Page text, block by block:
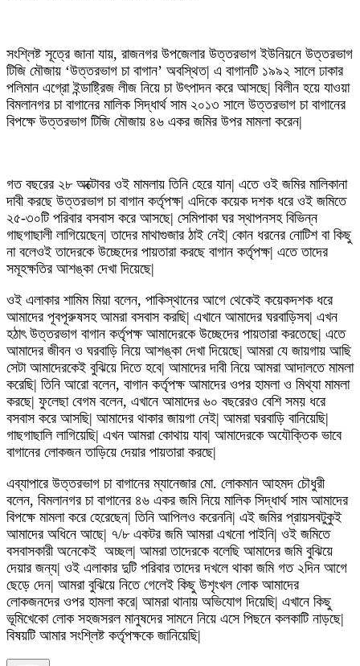
সংশ্লিষ্ট সূত্রে জানা যায়, রাজনগর উপজেলার উত্তরভাগ ইউনিয়নে উত্তরভাগ
টিজি মৌজায় ‘উত্তরভাগ চা বাগান’ অবস্থিত| এ বাগানটি ১৯৯২ সালে ঢাকার
পলিমান এগ্রো ইন্ডাষ্ট্রিজ লীজ নিয়ে চা উৎপাদন করে আসছে| বিলীন হয়ে যাওয়া
বিমলানগর চা বাগানের মালিক সিদ্ধার্থ সাম ২০১৩ সালে উত্তরভাগ চা বাগানের
বিপক্ষে উত্তরভাগ টিজি মৌজায় ৪৬ একর জমির উপর মামলা করেন|
গত বছরের ২৮ অক্টোবর ওই মামলায় তিনি হেরে যান| এতে ওই জমির মালিকানা
দাবী করছে উত্তরভাগ চা বাগান কর্তৃপক্ষ| এদিকে কয়েক দশক ধরে ওই জমিতে
২৫-৩০টি পরিবার বসবাস করে আসছে| সেমিপাকা ঘর স্থাপনসহ বিভিন্ন
গাছগাছালী লাগিয়েছেন| তাদের মাথাগুজার ঠাই নেই| কোন ধরনের নোটিশ বা কিছু
না বলেওই তাদেরকে উচ্ছেদের পায়তারা করছে বাগান কর্তৃপক্ষ| এতে তাদের
সমূহক্ষতির আশঙ্কা দেখা দিয়েছে|
ওই এলাকার শামিম মিয়া বলেন, পাকিস্থানের আগে থেকেই কয়েকদশক ধরে
আমাদের পূবপূরুষসহ আমরা বসবাস করছি| এখানে আমাদের ঘরবাড়িসব| এখন
হঠাৎ উত্তরভাগ বাগান কর্তৃপক্ষ আমাদেরকে উচ্ছেদের পায়তারা করতেছে| এতে
আমাদের জীবন ও ঘরবাড়ি নিয়ে আশঙ্কা দেখা দিয়েছে| আমরা যে জায়গায় আছি
সেটা আমাদেরকেই বুঝিয়ে দিতে হবে| আমাদের দাবী নিয়ে আমরা আদালতে মামলা
করেছি| তিনি আরো বলেন, বাগান কর্তৃপক্ষ আমাদের ওপর হামলা ও মিথ্যা মামলা
করছে| ফুলেছা বেগম বলেন, এখানে আমাদের ৬০ বছরেরও বেশি সময় ধরে
বসবাস করে আসছি| আমাদের থাকার জায়গা নেই| আমরা ঘরবাড়ি বানিয়েছি|
গাছগাছালি লাগিয়েছি| এখন আমরা কোথায় যাব| আমাদেরকে অযৌক্তিক ভাবে
বাগানের লোকজন তাড়িয়ে দেয়ার পায়তারা করছে|
এব্যাপারে উত্তরভাগ চা বাগানের ম্যানেজার মো. লোকমান আহমদ চৌধুরী
বলেন, বিমলানগর চা বাগানের ৪৬ একর জমি নিয়ে মালিক সিদ্ধার্থ সাম আমাদের
বিপক্ষে মামলা করে হেরেছেন| তিনি আপিলও করেননি| এই জমির প্রায়সবটুকুই
আমাদের অধিনে আছে| ৭/৮ একটর জমি আমরা এখনো পাইনি| ওই জমিতে
বসবাসকারী অনেকেই অচ্ছল| আমরা তাদেরকে বলেছি আমাদের জমি বুঝিয়ে
দেয়ার জন্য| ওই এলাকার দুটি পরিবার তাদের দখলে থাকা জমি গত ২দিন আগে
ছেড়ে দেন| আমরা বুঝিয়ে নিতে গেলেই কিছু উশৃংখল লোক আমাদের
লোকজনদের ওপর হামলা করে| আমরা থানায় অভিযোগ দিয়েছি| এখানে কিছু
ভূমিখেকো লোক সহজসরল মানুষদের সামনে নিয়ে এসে পিছনে কলকাটি নাড়ছে|
বিষয়টি আমার সংশ্লিষ্ট কর্তৃপক্ষকে জানিয়েছি|